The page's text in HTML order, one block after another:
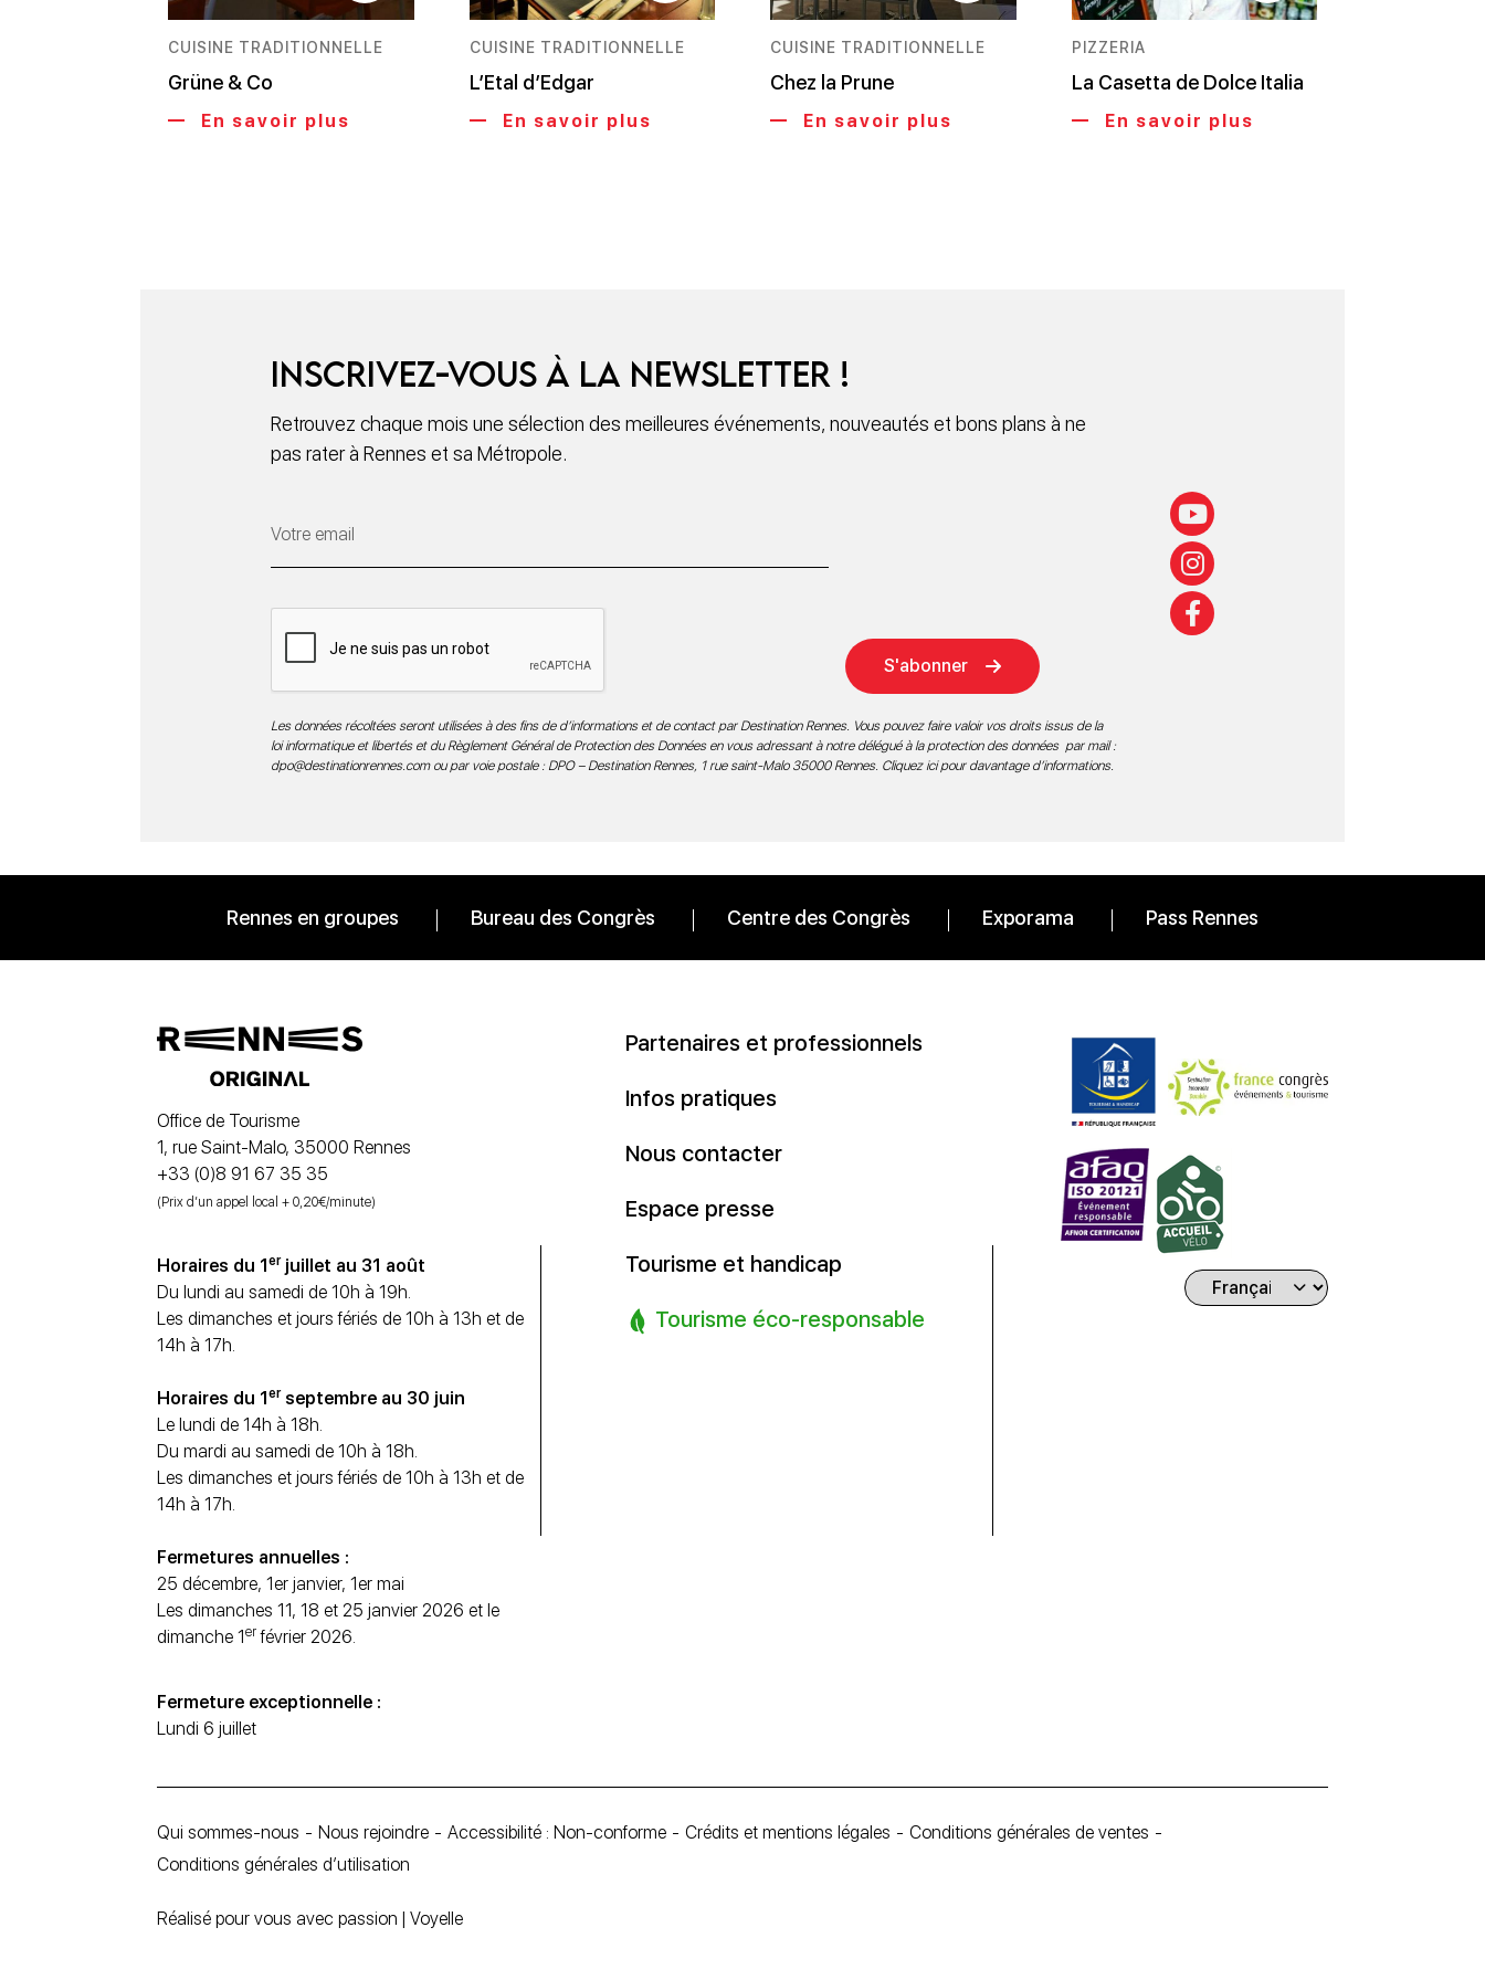
CUISINE TRADITIONNELLE
Grüne & Co
En savoir plus
CUISINE TRADITIONNELLE
L’Etal d’Edgar
En savoir plus
CUISINE TRADITIONNELLE
Chez la Prune
En savoir plus
PIZZERIA
La Casetta de Dolce Italia
En savoir plus
Inscrivez-vous à la newsletter !
Retrouvez chaque mois une sélection des meilleures événements, nouveautés et bons plans à ne
pas rater à Rennes et sa Métropole.
S'abonner
Les données récoltées seront utilisées à des fins de d’informations et de contact par Destination Rennes. Vous pouvez faire valoir vos droits issus de la
loi informatique et libertés et du Règlement Général de Protection des Données en vous adressant à notre délégué à la protection des données par mail :
dpo@destinationrennes.comou par voie postale : DPO – Destination Rennes, 1 rue saint-Malo 35000 Rennes. Cliquez ici pour davantage d’informations.
Rennes en groupes Bureau des Congrès Centre des Congrès Exporama Pass Rennes
Office de Tourisme
1, rue Saint-Malo, 35000 Rennes
+33 (0)8 91 67 35 35
(Prix d’un appel local + 0,20€/minute)
Horaires du 1erjuillet au 31 août
Du lundi au samedi de 10h à 19h.
Les dimanches et jours fériés de 10h à 13h et de
14h à 17h.
Horaires du 1erseptembre au 30 juin
Le lundi de 14h à 18h.
Du mardi au samedi de 10h à 18h.
Les dimanches et jours fériés de 10h à 13h et de
14h à 17h.
Fermetures annuelles :
25 décembre, 1er janvier, 1er mai
Les dimanches 11, 18 et 25 janvier 2026 et le
dimanche 1er février 2026.
Fermeture exceptionnelle :
Lundi 6 juillet
Partenaires et professionnels
Infos pratiques
Nous contacter
Espace presse
Tourisme et handicap
Tourisme éco-responsable
Qui sommes-nous Nous rejoindre Accessibilité : Non-conforme Crédits et mentions légales
Conditions générales de ventes
Conditions générales d’utilisation
Réalisé pour vous avec passion | Voyelle